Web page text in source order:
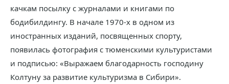
качкам посылку с журналами и книгами по
бодибилдингу. В начале 1970-х в одном из
иностранных изданий, посвященных спорту,
появилась фотография с тюменскими культуристами
и подписью: «Выражаем благодарность господину
Колтуну за развитие культуризма в Сибири».